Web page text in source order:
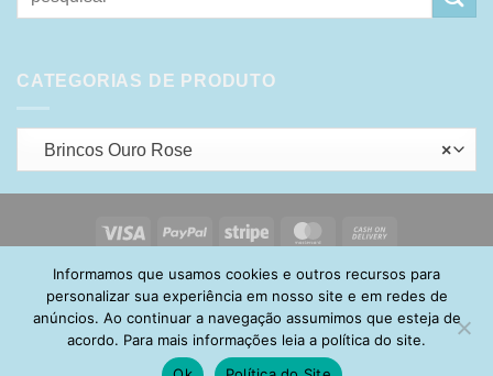
por:
CATEGORIAS DE PRODUTO
×
Brincos Ouro Rose
Visa PayPal Stripe MasterCard
Delivery
HOME SOBRE POLÍTICA DE PRIVACIDADE
ENTREGA
TROCA E DEVOLUÇÃO
GARANTIA FAQ
CARRINHO
MINHA CONTA
Informamos que usamos cookies e outros recursos para
personalizar sua experiência em nosso site e em redes de
anúncios. Ao continuar a navegação assumimos que esteja de
acordo. Para mais informações leia a política do site.